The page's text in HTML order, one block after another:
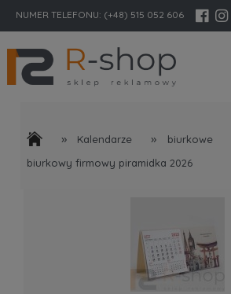
NUMER TELEFONU: (+48) 515 052 606
» Kalendarze » biurkowe
biurkowy firmowy piramidka 2026